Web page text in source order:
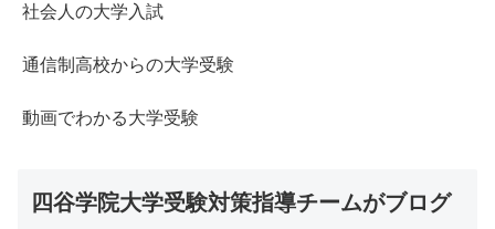
社会人の大学入試
通信制高校からの大学受験
動画でわかる大学受験
四谷学院大学受験対策指導チームがブログ